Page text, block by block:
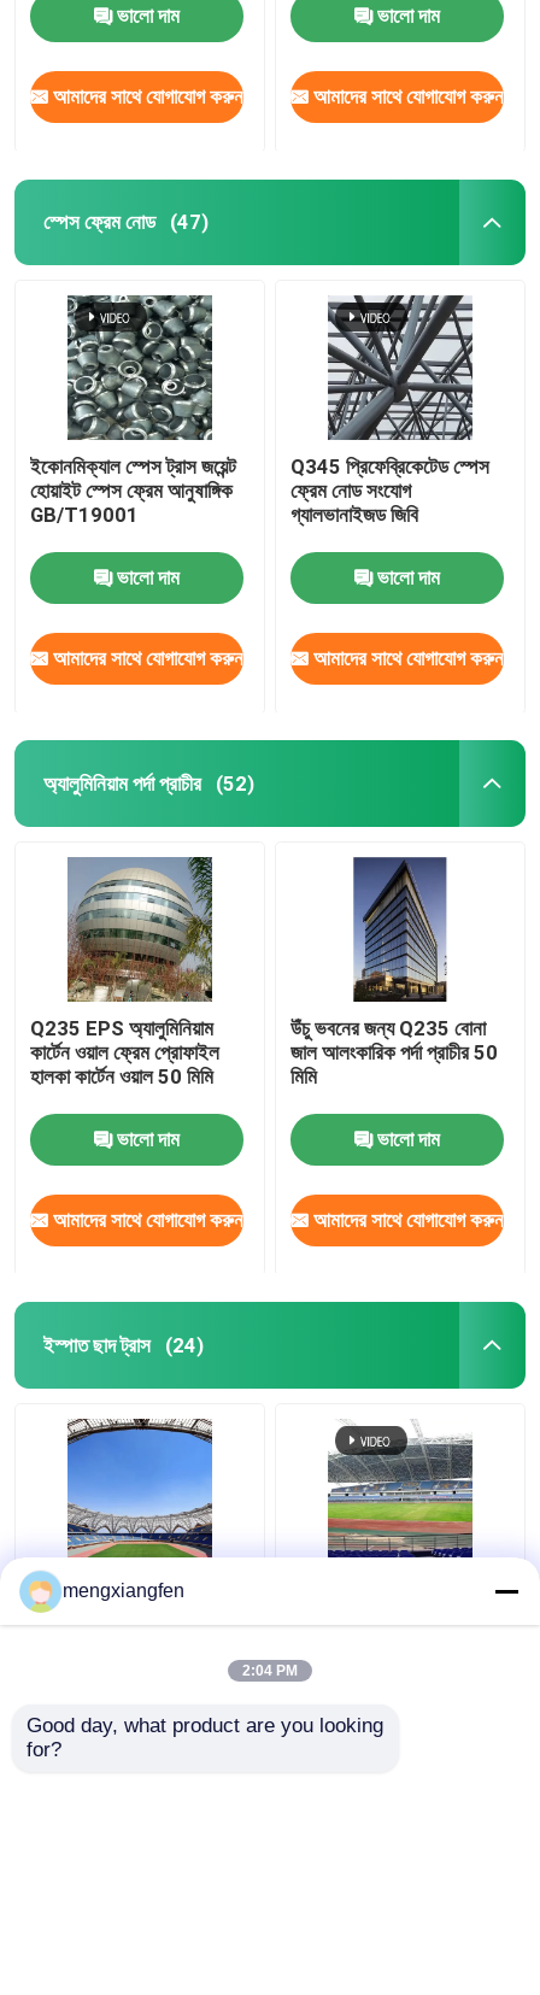
ভালো দাম
আমাদের সাথে যোগাযোগ করুন
ভালো দাম
আমাদের সাথে যোগাযোগ করুন
স্পেস ফ্রেম নোড (47)
ইকোনমিক্যাল স্পেস ট্রাস জয়েন্ট
হোয়াইট স্পেস ফ্রেম আনুষাঙ্গিক
GB/T19001
ভালো দাম
আমাদের সাথে যোগাযোগ করুন
Q345 প্রিফেব্রিকেটেড স্পেস
ফ্রেম নোড সংযোগ
গ্যালভানাইজড জিবি
ভালো দাম
আমাদের সাথে যোগাযোগ করুন
অ্যালুমিনিয়াম পর্দা প্রাচীর (52)
Q235 EPS অ্যালুমিনিয়াম
কার্টেন ওয়াল ফ্রেম প্রোফাইল
হালকা কার্টেন ওয়াল 50 মিমি
ভালো দাম
আমাদের সাথে যোগাযোগ করুন
উঁচু ভবনের জন্য Q235 বোনা
জাল আলংকারিক পর্দা প্রাচীর 50
মিমি
ভালো দাম
আমাদের সাথে যোগাযোগ করুন
ইস্পাত ছাদ ট্রাস (24)
Q235 বাঁকা ইস্পাত ছাদ ট্রাস
ঢেউতোলা ধাতু ছাদ trusses
mengxiangfen
2:04 PM
Good day, what product are you looking
for?